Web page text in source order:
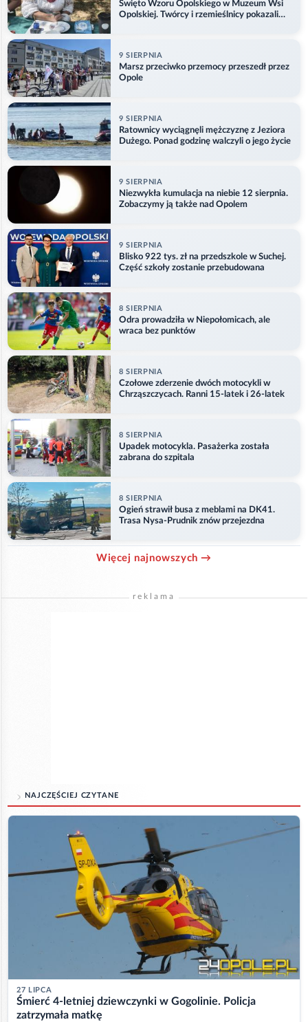
Święto Wzoru Opolskiego w Muzeum Wsi
Opolskiej. Twórcy i rzemieślnicy pokazali
9 SIERPNIA
Marsz przeciwko przemocy przeszedł przez
Opole
9 SIERPNIA
Ratownicy wyciągnęli mężczyznę z Jeziora
Dużego. Ponad godzinę walczyli o jego życie
9 SIERPNIA
Niezwykła kumulacja na niebie 12 sierpnia.
Zobaczymy ją także nad Opolem
9 SIERPNIA
Blisko 922 tys. zł na przedszkole w Suchej.
Część szkoły zostanie przebudowana
8 SIERPNIA
Odra prowadziła w Niepołomicach, ale
wraca bez punktów
8 SIERPNIA
Czołowe zderzenie dwóch motocykli w
Chrząszczycach. Ranni 15-latek i 26-latek
8 SIERPNIA
Upadek motocykla. Pasażerka została
zabrana do szpitala
8 SIERPNIA
Ogień strawił busa z meblami na DK41.
Trasa Nysa-Prudnik znów przejezdna
Więcej najnowszych →
reklama
NAJCZĘŚCIEJ CZYTANE
27 LIPCA
Śmierć 4-letniej dziewczynki w Gogolinie. Policja
zatrzymała matkę